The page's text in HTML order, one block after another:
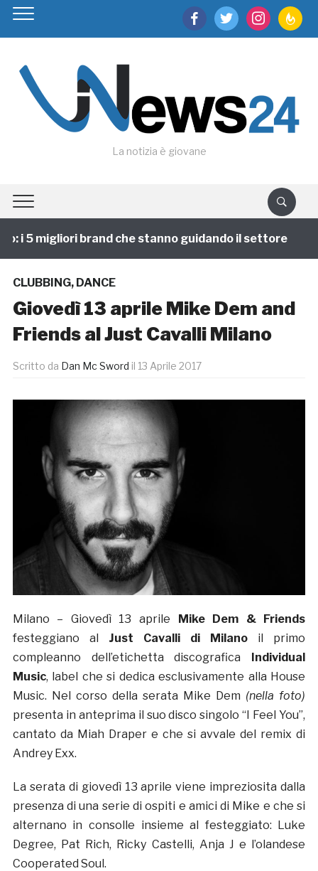
facebooktwitter instagram
La notizia è giovane
i 5 migliori brand che stanno guidando il settore
CLUBBING, DANCE
Giovedì 13 aprile Mike Dem and
Friends al Just Cavalli Milano
Scritto da Dan Mc Sword il 13 Aprile 2017
Milano – Giovedì 13 aprile Mike Dem & Friends
festeggiano al Just Cavalli di Milano il primo
compleanno dell’etichetta discografica Individual
Music, label che si dedica esclusivamente alla House
Music. Nel corso della serata Mike Dem (nella foto)
presenta in anteprima il suo disco singolo “I Feel You”,
cantato da Miah Draper e che si avvale del remix di
Andrey Exx.
La serata di giovedì 13 aprile viene impreziosita dalla
presenza di una serie di ospiti e amici di Mike e che si
alternano in consolle insieme al festeggiato: Luke
Degree, Pat Rich, Ricky Castelli, Anja J e l’olandese
Cooperated Soul.